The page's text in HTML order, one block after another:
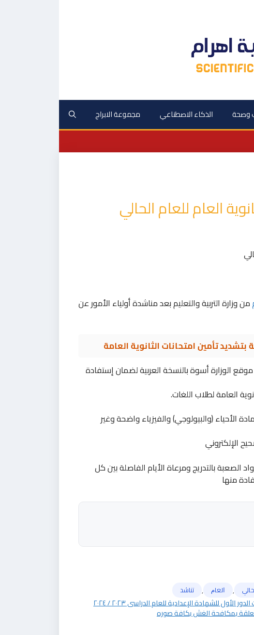
مجموعة الابراج الذكاء الاصطناعي وصحة
العام للعام الحالي
من وزارة التربية والتعليم بعد مناشدة أولياء الأمور عن
تأمين امتحانات الثانوية العامة
موقع الوزارة أسوة بالنسخة العربية لضمان إستفادة
العامة لطلاب اللغات.
الأحياء (والبيولوجي) والفيزياء واضحة وغير
الإلكتروني
بالتدريج ومرعاة الأيام الفاصلة بين كل
منها
, ﺍﻟﻌﺎﻡ , تناشد
للشهادة الإعدادية للعام الدراسى ٢٠٢٣ / ٢٠٢٤
بمكافحة الغش بكافة صوره